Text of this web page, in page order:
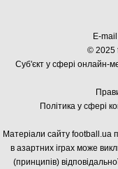
E-mail
© 2025
Суб'єкт у сфері онлайн-
Політика у сфері
Матеріали сайту football.ua
в азартних іграх може
(принципів)